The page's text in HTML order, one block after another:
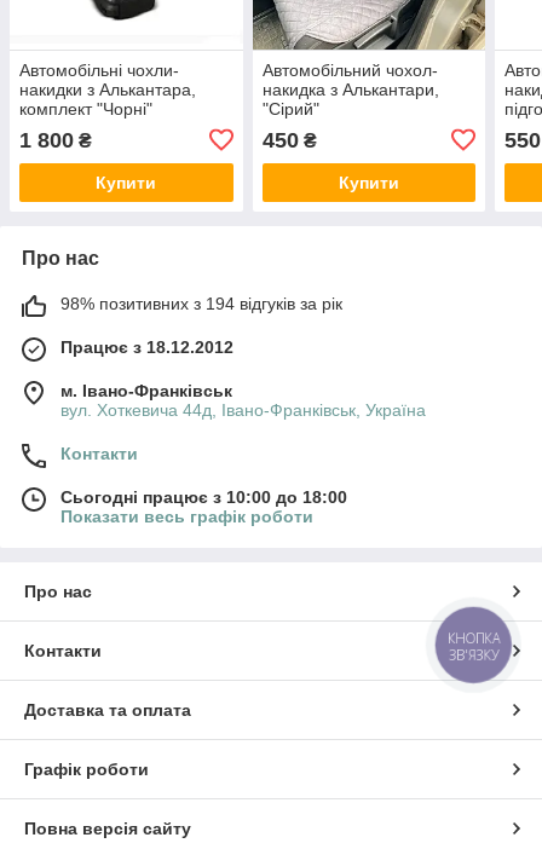
Автомобільні чохли-
накидки з Алькантара,
комплект "Чорні"
1 800 ₴
Купити
Автомобільний чохол-
накидка з Алькантари,
"Сірий"
450₴
Купити
550
Про нас
98% позитивних з 194 відгуків за рік
Працює з 18.12.2012
м. Івано-Франківськ
вул. Хоткевича 44д, Івано-Франківськ, Україна
Контакти
Сьогодні працює з 10:00 до 18:00
Показати весь графік роботи
Про нас
Контакти
Доставка та оплата
Графік роботи
Повна версія сайту
КНОПКА
ЗВ'ЯЗКУ